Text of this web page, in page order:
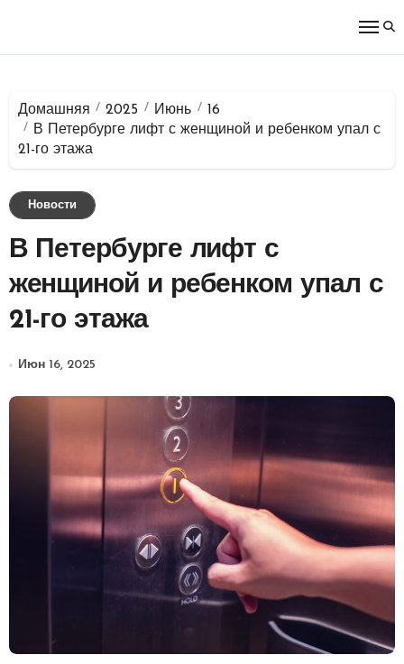
Домашняя 2025 Июнь
16
В Петербурге лифт с женщиной и ребенком упал с
21-го этажа
Новости
В Петербурге лифт с
женщиной и ребенком упал с
21-го этажа
Июн 16, 2025